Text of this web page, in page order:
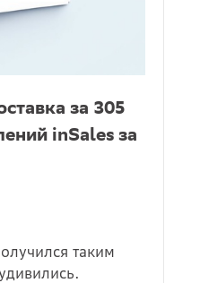
за 305
inSales за
таким